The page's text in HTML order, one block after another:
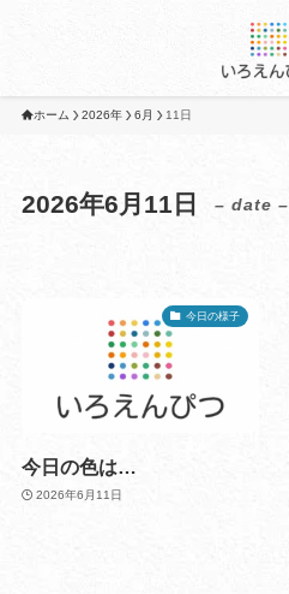
ホーム 2026年 6月 11日
2026年6月11日 – date –
今日の様子
今日の色は…
2026年6月11日